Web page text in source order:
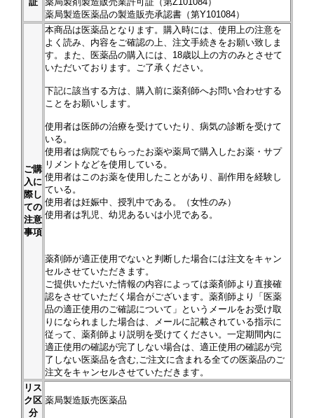
薬局製造医薬品の製造販売承認書（第Y101084）
ご購
入に
際し
ての
注意
事項
本商品は医薬品となります。購入時には、使用上の注意を
よく読み、内容をご確認の上、注文手続きをお願い致しま
す。また、医薬品の購入には、18歳以上の方のみとさせて
いただいております。ご了承ください。
下記に該当する方は、購入前に薬剤師へお問い合わせする
ことをお願いします。
使用者は医師の治療を受けていたり、病気の診断を受けて
いる。
使用者は病院でもらったお薬や薬局で購入したお薬・サプ
リメントなどを使用している。
使用者はこのお薬を使用したことがあり、副作用を経験し
ている。
使用者は妊娠中、授乳中である。（女性のみ）
使用者は乳児、幼児あるいは小児である。
薬剤師が適正使用でないと判断した場合には注文をキャン
セルさせていただきます。
ご提供いただいた情報の内容によっては薬剤師より直接確
認をさせていただく場合がございます。薬剤師より「医薬
品の適正使用のご確認について」というメールをお受け取
りになられました場合は、メールに記載されている指示に
従って、薬剤師より説明を受けてください。一定期間内に
適正使用の確認が完了しない場合は、適正使用の確認が完
了しない医薬品を含む,ご注文に含まれる全ての医薬品のご
注文をキャンセルさせていただきます。
リス
ク区
分
薬局製造販売医薬品